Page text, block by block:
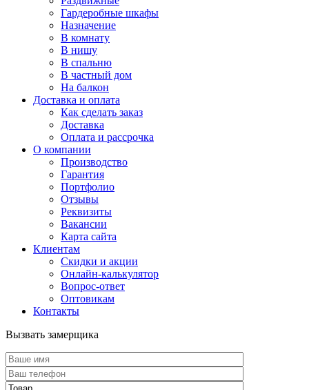
Гардеробные шкафы
Назначение
В комнату
В нишу
В спальню
В частный дом
На балкон
Доставка и оплата
Как сделать заказ
Доставка
Оплата и рассрочка
О компании
Производство
Гарантия
Портфолио
Отзывы
Реквизиты
Вакансии
Карта сайта
Клиентам
Скидки и акции
Онлайн-калькулятор
Вопрос-ответ
Оптовикам
Контакты
Вызвать замерщика